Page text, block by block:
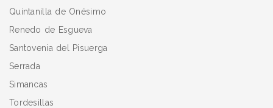
Quintanilla de Onésimo
Renedo de Esgueva
Santovenia del Pisuerga
Serrada
Simancas
Tordesillas